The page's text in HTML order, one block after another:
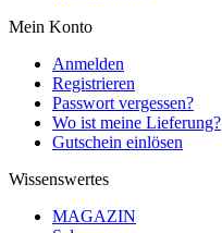
Mein Konto
Anmelden
Registrieren
Passwort vergessen?
Wo ist meine Lieferung?
Gutschein einlösen
Wissenswertes
MAGAZIN